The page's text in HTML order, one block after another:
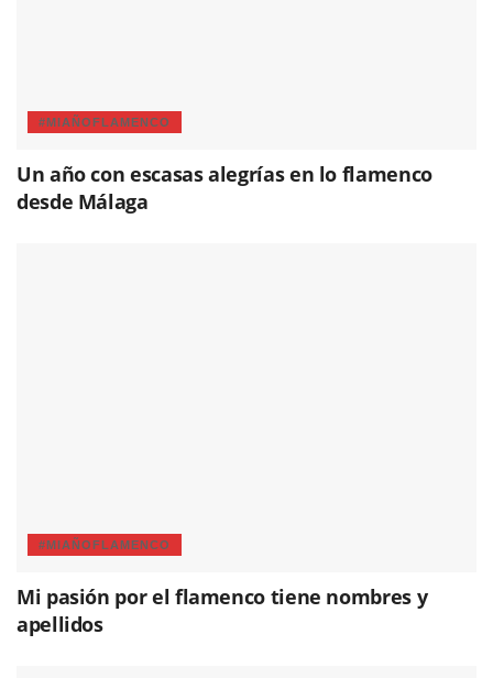
#MIAÑOFLAMENCO
Un año con escasas alegrías en lo flamenco
desde Málaga
#MIAÑOFLAMENCO
Mi pasión por el flamenco tiene nombres y
apellidos